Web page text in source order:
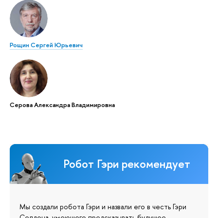
Рощин Сергей Юрьевич
Серова Александра Владимировна
Робот Гэри рекомендует
Мы создали робота Гэри и назвали его в честь Гэри